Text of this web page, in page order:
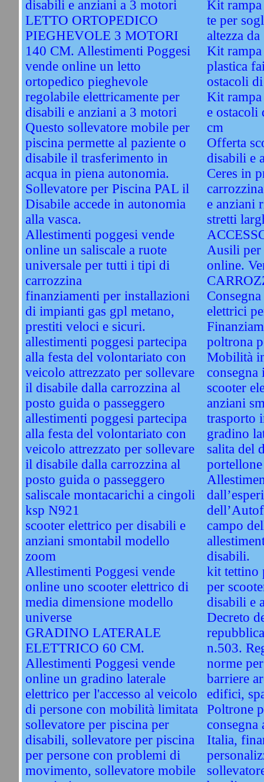
disabili e anziani a 3 motori
LETTO ORTOPEDICO
PIEGHEVOLE 3 MOTORI
140 CM. Allestimenti Poggesi
vende online un letto
ortopedico pieghevole
regolabile elettricamente per
disabili e anziani a 3 motori
Questo sollevatore mobile per
piscina permette al paziente o
disabile il trasferimento in
acqua in piena autonomia.
Sollevatore per Piscina PAL il
Disabile accede in autonomia
alla vasca.
Allestimenti poggesi vende
online un saliscale a ruote
universale per tutti i tipi di
carrozzina
finanziamenti per installazioni
di impianti gas gpl metano,
prestiti veloci e sicuri.
allestimenti poggesi partecipa
alla festa del volontariato con
veicolo attrezzato per sollevare
il disabile dalla carrozzina al
posto guida o passeggero
allestimenti poggesi partecipa
alla festa del volontariato con
veicolo attrezzato per sollevare
il disabile dalla carrozzina al
posto guida o passeggero
saliscale montacarichi a cingoli
ksp N921
scooter elettrico per disabili e
anziani smontabil modello
zoom
Allestimenti Poggesi vende
online uno scooter elettrico di
media dimensione modello
universe
GRADINO LATERALE
ELETTRICO 60 CM.
Allestimenti Poggesi vende
online un gradino laterale
elettrico per l'accesso al veicolo
di persone con mobilità limitata
sollevatore per piscina per
disabili, sollevatore per piscina
per persone con problemi di
movimento, sollevatore mobile
Kit
te per
altezza
Kit
plastica
ostacoli
Kit
e ostacoli
cm
Offerta
disabili e
Ceres in
e anziani
stretti
Ausili per
online.
elettrici
poltrona
Mobilità
scooter
anziani
trasporto
gradino
salita del
campo
disabili.
kit tettino
per
disabili e
Decreto
n.503.
norme
barriere
edifici,
Poltrone
Italia,